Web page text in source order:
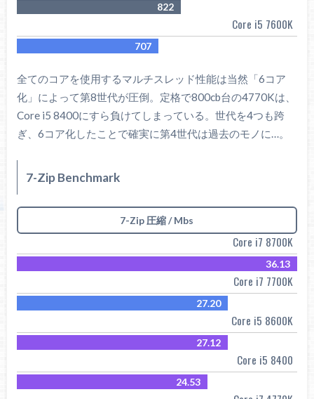
822
Core i5 7600K
707
全てのコアを使用するマルチスレッド性能は当然「6コア
化」によって第8世代が圧倒。定格で800cb台の4770Kは、
Core i5 8400にすら負けてしまっている。世代を4つも跨
ぎ、6コア化したことで確実に第4世代は過去のモノに…。
7-Zip Benchmark
7-Zip 圧縮 / Mbs
Core i7 8700K
36.13
Core i7 7700K
27.20
Core i5 8600K
27.12
Core i5 8400
24.53